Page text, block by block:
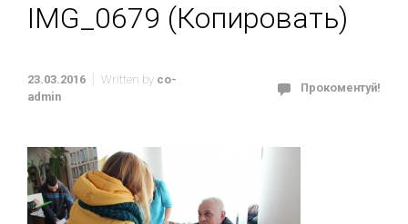
IMG_0679 (Копировать)
23.03.2016 Written by co-
admin
Прокоментуй!